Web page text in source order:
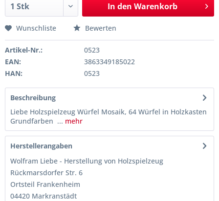
In den Warenkorb
Wunschliste Bewerten
Artikel-Nr.:
0523
EAN:
3863349185022
HAN:
0523
Beschreibung
Liebe Holzspielzeug Würfel Mosaik, 64 Würfel in Holzkasten
Grundfarben ... mehr
Herstellerangaben
Wolfram Liebe - Herstellung von Holzspielzeug
Rückmarsdorfer Str. 6
Ortsteil Frankenheim
04420 Markranstädt